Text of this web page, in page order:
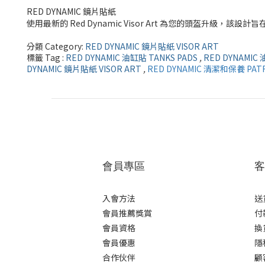
RED DYNAMIC 鏡片貼紙
使用最新的 Red Dynamic Visor Art 為您的頭盔升級，該設計旨
分類 Category: RED DYNAMIC 鏡片貼紙 VISOR ART
標籤 Tag : RED DYNAMIC 油缸貼 TANKS PADS , RED DYNAMIC
DYNAMIC 鏡片貼紙 VISOR ART , RED DYNAMIC 清潔和保養
會員專區
入會方法
會員推薦獎賞
會員資格
會員優惠
合作伙伴
送
換
顧